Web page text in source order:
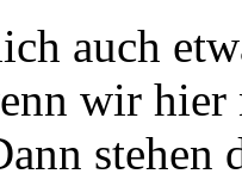
auch
wir hier